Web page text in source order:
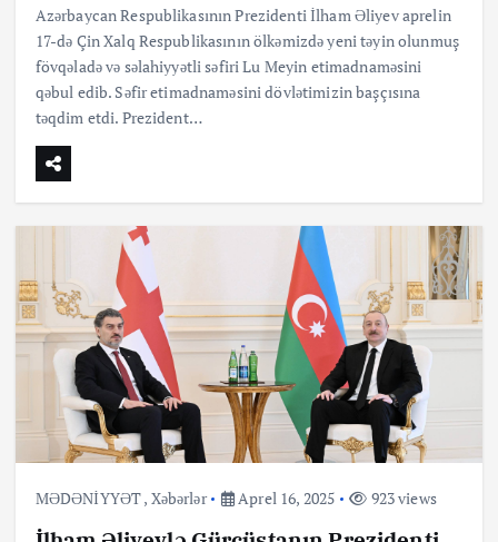
Azərbaycan Respublikasının Prezidenti İlham Əliyev aprelin
17-də Çin Xalq Respublikasının ölkəmizdə yeni təyin olunmuş
fövqəladə və səlahiyyətli səfiri Lu Meyin etimadnaməsini
qəbul edib. Səfir etimadnaməsini dövlətimizin başçısına
təqdim etdi. Prezident…
MƏDƏNİYYƏT, Xəbərlər Aprel 16, 2025 923 views